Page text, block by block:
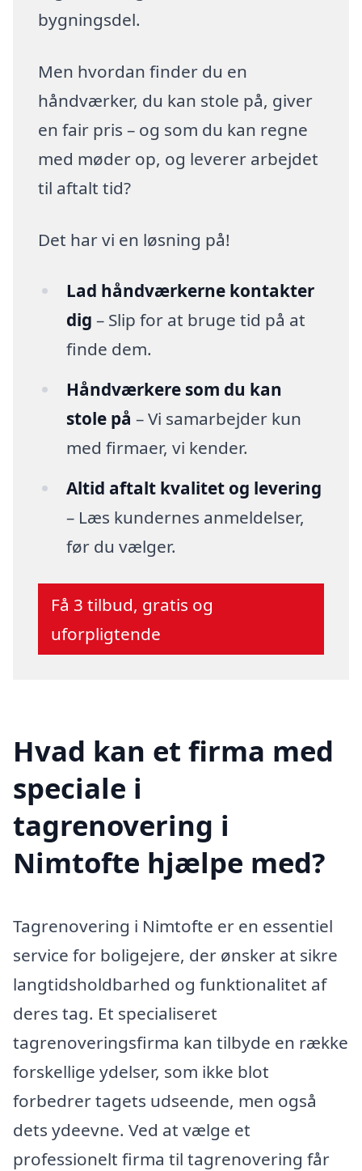
bygningsdel.
Men hvordan finder du en
håndværker, du kan stole på, giver
en fair pris – og som du kan regne
med møder op, og leverer arbejdet
til aftalt tid?
Det har vi en løsning på!
Lad håndværkerne kontakter
dig – Slip for at bruge tid på at
finde dem.
Håndværkere som du kan
stole på – Vi samarbejder kun
med firmaer, vi kender.
Altid aftalt kvalitet og levering
– Læs kundernes anmeldelser,
før du vælger.
Få 3 tilbud, gratis og
uforpligtende
Hvad kan et firma med
speciale i
tagrenovering i
Nimtofte hjælpe med?
Tagrenovering i Nimtofte er en essentiel
service for boligejere, der ønsker at sikre
langtidsholdbarhed og funktionalitet af
deres tag. Et specialiseret
tagrenoveringsfirma kan tilbyde en række
forskellige ydelser, som ikke blot
forbedrer tagets udseende, men også
dets ydeevne. Ved at vælge et
professionelt firma til tagrenovering får